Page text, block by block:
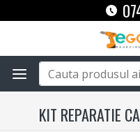
KIT REPARATIE